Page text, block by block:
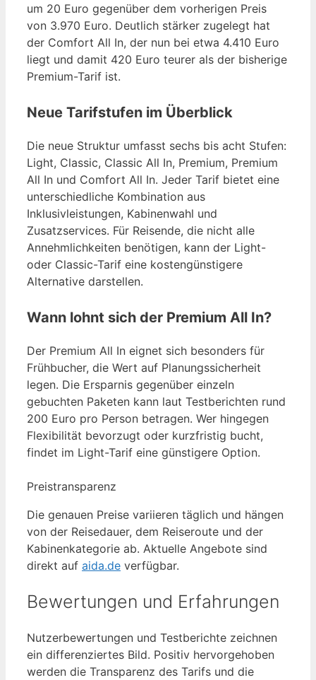
um 20 Euro gegenüber dem vorherigen Preis
von 3.970 Euro. Deutlich stärker zugelegt hat
der Comfort All In, der nun bei etwa 4.410 Euro
liegt und damit 420 Euro teurer als der bisherige
Premium-Tarif ist.
Neue Tarifstufen im Überblick
Die neue Struktur umfasst sechs bis acht Stufen:
Light, Classic, Classic All In, Premium, Premium
All In und Comfort All In. Jeder Tarif bietet eine
unterschiedliche Kombination aus
Inklusivleistungen, Kabinenwahl und
Zusatzservices. Für Reisende, die nicht alle
Annehmlichkeiten benötigen, kann der Light-
oder Classic-Tarif eine kostengünstigere
Alternative darstellen.
Wann lohnt sich der Premium All In?
Der Premium All In eignet sich besonders für
Frühbucher, die Wert auf Planungssicherheit
legen. Die Ersparnis gegenüber einzeln
gebuchten Paketen kann laut Testberichten rund
200 Euro pro Person betragen. Wer hingegen
Flexibilität bevorzugt oder kurzfristig bucht,
findet im Light-Tarif eine günstigere Option.
Preistransparenz
Die genauen Preise variieren täglich und hängen
von der Reisedauer, dem Reiseroute und der
Kabinenkategorie ab. Aktuelle Angebote sind
direkt auf aida.de verfügbar.
Bewertungen und Erfahrungen
Nutzerbewertungen und Testberichte zeichnen
ein differenziertes Bild. Positiv hervorgehoben
werden die Transparenz des Tarifs und die